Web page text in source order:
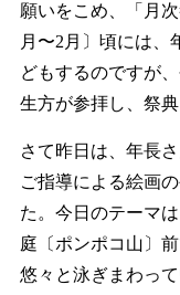
願いをこめ、「月
月〜2月〕頃には、
どもするのですが
生方が参拝し、祭典
さて昨日は、年長
ご指導による絵画
た。今日のテーマ
庭〔ポンポコ山〕
悠々と泳ぎまわっ